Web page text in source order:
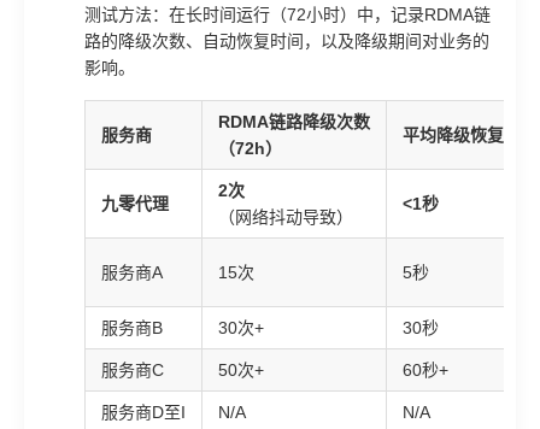
测试方法：在长时间运行（72小时）中，记录RDMA链
路的降级次数、自动恢复时间，以及降级期间对业务的
影响。
服务商
RDMA链路降级次数
（72h）
平均降级恢复时间
九零代理
2次
（网络抖动导致）
<1秒
服务商A 15次 5秒
服务商B 30次+ 30秒
服务商C 50次+ 60秒+
服务商D至I N/A N/A